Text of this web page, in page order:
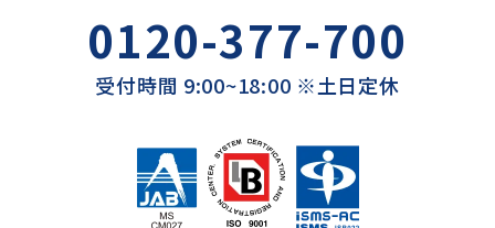
0120-377-700
受付時間 9:00~18:00 ※土日定休